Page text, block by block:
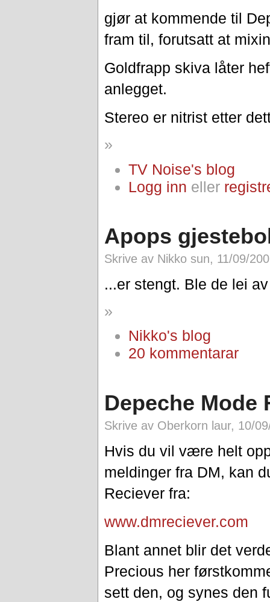
gjør at kommende til
fram til, forutsatt at
Goldfrapp skiva låter
anlegget.
Stereo er nitrist etter
»
TV Noise's blog
Logg inn eller
Apops
Skrive av Nikko sun, 11/09/
...er stengt. Ble de lei
»
Nikko's blog
20 kommentarar
Depeche Mode
Skrive av Oberkorn laur, 10/
Hvis du vil være helt
meldinger fra DM, kan
Reciever fra:
www.dmreciever.com
Blant annet blir det
Precious her
sett den, og synes den